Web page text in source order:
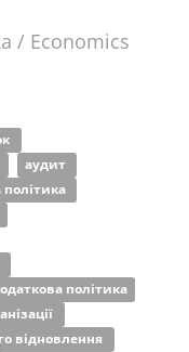
/ Economics
аудит
політика
відновлення